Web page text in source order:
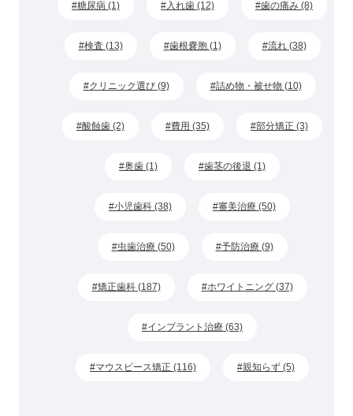
糖尿病 (1) 入れ歯 (12) 歯の痛み (8)
検査 (13) 歯根嚢胞 (1) 流れ (38)
クリニック選び (9) 詰め物・被せ物 (10)
酸蝕歯 (2) 費用 (35) 部分矯正 (3)
奥歯 (1) 歯茎の後退 (1)
小児歯科 (38) 審美治療 (50)
虫歯治療 (50) 予防治療 (9)
矯正歯科 (187) ホワイトニング (37)
インプラント治療 (63)
マウスピース矯正 (116) 親知らず (5)